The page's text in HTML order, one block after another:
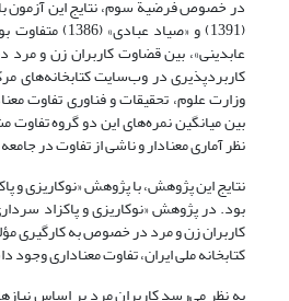
در خصوص فرضیة سوم، نتایج این آزمون با
(1391) و «صیاد
عابدینی»، بین قضاوت کاربران زن و
کاربردپذیری در وب‌سایت کتابخانه‌های
وزارت علوم، تحقیقات و فناوری تفاوت
بین میانگین نمره‌های این دو گروه تفاوت
نظر آماری معنادار و ناشی از تفاوت در
بود. در پژوهش «نوکاریزی و پاکزاد
کاربران زن و مرد در خصوص به کارگیری
کتابخانه ملی ایران، تفاوت معناداری